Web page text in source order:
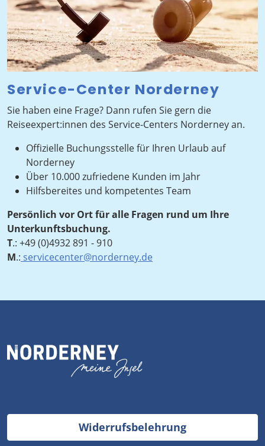
Service-Center Norderney
Sie haben eine Frage? Dann rufen Sie gern die
Reiseexpert:innen des Service-Centers Norderney an.
Offizielle Buchungsstelle für Ihren Urlaub auf
Norderney
Über 10.000 zufriedene Kunden im Jahr
Hilfsbereites und kompetentes Team
Persönlich vor Ort für alle Fragen rund um Ihre
Unterkunftsbuchung.
T.: +49 (0)4932 891 - 910
M.: servicecenter@norderney.de
Widerrufsbelehrung